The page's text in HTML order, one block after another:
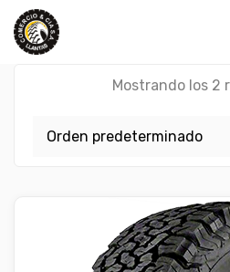
Skip
content
Mostrando los 2